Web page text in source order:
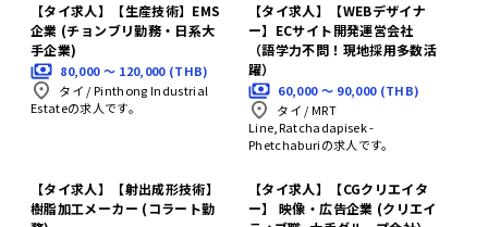
【タイ求人】【生産技術】EMS
企業 (チョンブリ勤務・日系大
手企業)
80,000 〜 120,000 (THB)
タイ /Pinthong Industrial
Estateの求人です。
【タイ求人】【WEBデザイナ
ー】ECサイト開発運営会社
（語学力不問！現地採用多数活
躍）
60,000 〜 90,000 (THB)
タイ /MRT
Line,Ratchadapisek -
Phetchaburiの求人です。
【タイ求人】【射出成形技術】
樹脂加工メーカー (コラート勤
【タイ求人】【CGクリエイタ
ー】 映像・広告企業 (クリエイ